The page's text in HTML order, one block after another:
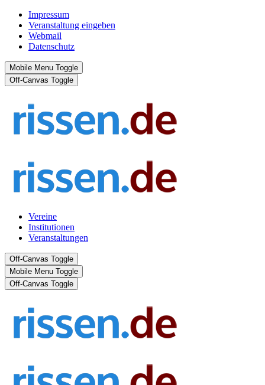
Impressum
Veranstaltung eingeben
Webmail
Datenschutz
Mobile Menu Toggle
Off-Canvas Toggle
Vereine
Institutionen
Veranstaltungen
Off-Canvas Toggle
Mobile Menu Toggle
Off-Canvas Toggle